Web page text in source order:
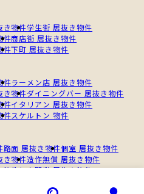
き物件学生街 居抜き物件
件商店街 居抜き物件
件下町 居抜き物件
件ラーメン店 居抜き物件
き物件ダイニングバー 居抜き物件
件イタリアン 居抜き物件
件スケルトン 物件
路面 居抜き物件個室 居抜き物件
き物件造作無償 居抜き物件
物件個人開業 居抜き物件